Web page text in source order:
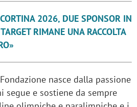
2026, DUE SPONSOR IN
RIMANE UNA RACCOLTA
nasce dalla passione
segue e sostiene da sempre